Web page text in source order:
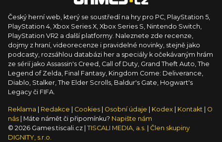
Český herní web, který se soustředí na hry pro PC, PlayStation 5,
PlayStation 4, Xbox Series X, Xbox Series S, Nintendo Switch,
PlayStation VR2 a další platformy. Naleznete zde recenze,
dojmy z hraní, videorecenze i pravidelné novinky, stejně jako
podcasty, rozsáhlou databázi her a speciály k očekávaným hrám
ze sérií jako Assassin's Creed, Call of Duty, Grand Theft Auto, The
Legend of Zelda, Final Fantasy, Kingdom Come: Deliverance,
Diablo, Stalker, The Elder Scrolls, Baldur's Gate, Hogwart's
Legacy či FIFA.
Reklama Redakce Cookies Osobní údaje Kodex Kontakt
O
nás
| Máte námět či připomínku? Napište nám
© 2026 Games.tiscali.cz | TISCALI MEDIA, a.s.
Člen skupiny
DIGNITY, s.r.o.